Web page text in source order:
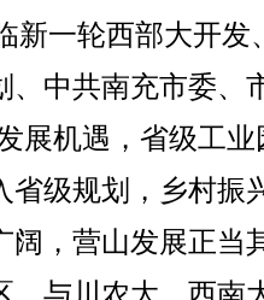
一轮西部大开发
、中共南充市委、
展机遇，省级工
省级规划，乡村振
阔，营山发展正当
，与川农大、西南